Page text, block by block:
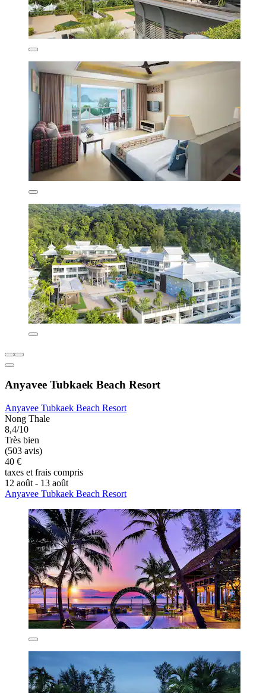
Anyavee Tubkaek Beach Resort
Anyavee Tubkaek Beach Resort
Nong Thale
8,4/10
Très bien
(503 avis)
40 €
taxes et frais compris
12 août - 13 août
Anyavee Tubkaek Beach Resort